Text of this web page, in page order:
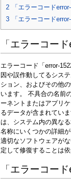
2
「エラーコード
3
「エラーコード
「エラーコー
エラーコード「error-
因や誤作動してるシス
ション、およびその他
います。 不具合の名前
ーネントまたはアプリ
るデータが含まれてい
は、システム内の異な
名称にいくつかの詳細
適切なソフトウェアが
定して修復することは
「エラーコー